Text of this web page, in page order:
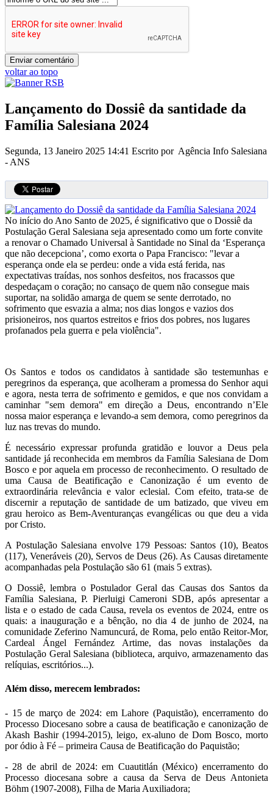
voltar ao topo
Lançamento do Dossiê da santidade da
Família Salesiana 2024
Segunda, 13 Janeiro 2025 14:41 Escrito por Agência Info Salesiana
- ANS
No início do Ano Santo de 2025, é significativo que o Dossiê da
Postulação Geral Salesiana seja apresentado como um forte convite
a renovar o Chamado Universal à Santidade no Sinal da ‘Esperança
que não decepciona’, como exorta o Papa Francisco: "levar a
esperança onde ela se perdeu: onde a vida está ferida, nas
expectativas traídas, nos sonhos desfeitos, nos fracassos que
despedaçam o coração; no cansaço de quem não consegue mais
suportar, na solidão amarga de quem se sente derrotado, no
sofrimento que esvazia a alma; nos dias longos e vazios dos
prisioneiros, nos quartos estreitos e frios dos pobres, nos lugares
profanados pela guerra e pela violência".
Os Santos e todos os candidatos à santidade são testemunhas e
peregrinos da esperança, que acolheram a promessa do Senhor aqui
e agora, nesta terra de sofrimento e gemidos, e que nos convidam a
caminhar "sem demora" em direção a Deus, encontrando n’Ele
nossa maior esperança e levando-a sem demora, como peregrinos da
luz nas trevas do mundo.
É necessário expressar profunda gratidão e louvor a Deus pela
santidade já reconhecida em membros da Família Salesiana de Dom
Bosco e por aquela em processo de reconhecimento. O resultado de
uma Causa de Beatificação e Canonização é um evento de
extraordinária relevância e valor eclesial. Com efeito, trata-se de
discernir a reputação de santidade de um batizado, que viveu em
grau heroico as Bem-Aventuranças evangélicas ou que deu a vida
por Cristo.
A Postulação Salesiana envolve 179 Pessoas: Santos (10), Beatos
(117), Veneráveis (20), Servos de Deus (26). As Causas diretamente
acompanhadas pela Postulação são 61 (mais 5 extras).
O Dossiê, lembra o Postulador Geral das Causas dos Santos da
Família Salesiana, P. Pierluigi Cameroni SDB, após apresentar a
lista e o estado de cada Causa, revela os eventos de 2024, entre os
quais: a inauguração e a bênção, no dia 4 de junho de 2024, na
comunidade Zeferino Namuncurá, de Roma, pelo então Reitor-Mor,
Cardeal Ángel Fernández Artime, das novas instalações da
Postulação Geral Salesiana (biblioteca, arquivo, armazenamento das
relíquias, escritórios...).
Além disso, merecem lembrados:
- 15 de março de 2024: em Lahore (Paquistão), encerramento do
Processo Diocesano sobre a causa de beatificação e canonização de
Akash Bashir (1994-2015), leigo, ex-aluno de Dom Bosco, morto
por ódio à Fé – primeira Causa de Beatificação do Paquistão;
- 28 de abril de 2024: em Cuautitlán (México) encerramento do
Processo diocesana sobre a causa da Serva de Deus Antonieta
Böhm (1907-2008), Filha de Maria Auxiliadora;